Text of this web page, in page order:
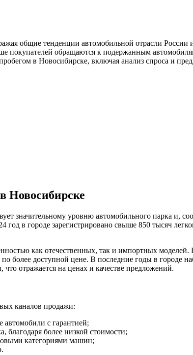
общие тенденции автомобильной отрасли
обращаются к подержанным
в Новосибирске, включая анализ спроса и
Новосибирске
значительному уровню автомобильного парка и,
в городе зарегистрировано свыше 850 тысяч
как отечественных, так и импортных моделей.
более доступной цене. В последние годы в городе
отражается на ценах и качестве предложений.
каналов продажи:
с гарантией;
благодаря более низкой стоимости;
категориями машин;